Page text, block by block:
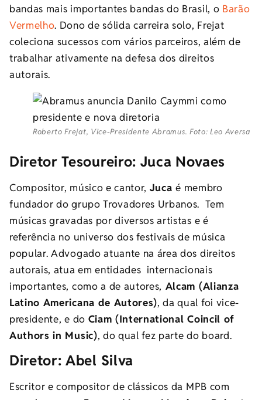
bandas mais importantes bandas do Brasil, o Barão
Vermelho. Dono de sólida carreira solo, Frejat
coleciona sucessos com vários parceiros, além de
trabalhar ativamente na defesa dos direitos
autorais.
Roberto Frejat, Vice-Presidente Abramus. Foto: Leo Aversa
Diretor Tesoureiro: Juca Novaes
Compositor, músico e cantor, Jucaé membro
fundador do grupo Trovadores Urbanos. Tem
músicas gravadas por diversos artistas e é
referência no universo dos festivais de música
popular. Advogado atuante na área dos direitos
autorais, atua em entidades internacionais
importantes, como a de autores, Alcam (Alianza
Latino Americana de Autores), da qual foi vice-
presidente, e do Ciam (International Coincil of
Authors in Music), do qual fez parte do board.
Diretor: Abel Silva
Escritor e compositor de clássicos da MPB com